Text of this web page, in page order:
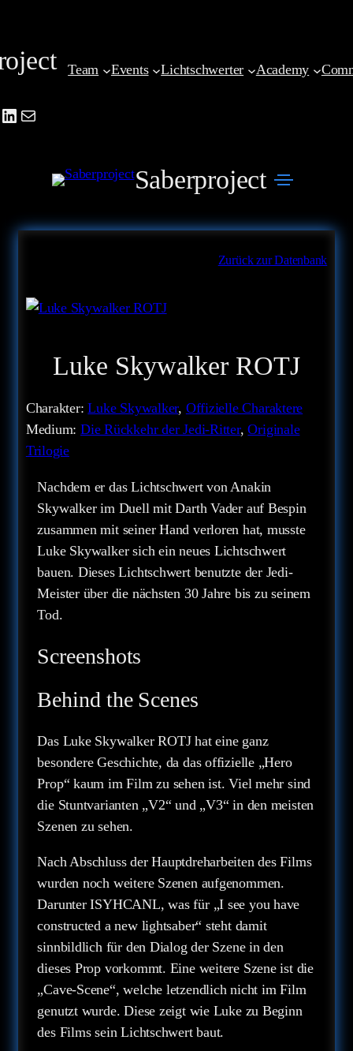
springen
Mail
Team Events Lichtschwerter Academy
Saberproject
Zurück zur Datenbank
Luke Skywalker ROTJ
Charakter:Luke Skywalker, Offizielle Charaktere
Medium: Die Rückkehr der Jedi-Ritter, Originale
Trilogie
Nachdem er das Lichtschwert von Anakin
Skywalker im Duell mit Darth Vader auf Bespin
zusammen mit seiner Hand verloren hat, musste
Luke Skywalker sich ein neues Lichtschwert
bauen. Dieses Lichtschwert benutzte der Jedi-
Meister über die nächsten 30 Jahre bis zu seinem
Tod.
Screenshots
Behind the Scenes
Das Luke Skywalker ROTJ hat eine ganz
besondere Geschichte, da das offizielle „Hero
Prop“ kaum im Film zu sehen ist. Viel mehr sind
die Stuntvarianten „V2“ und „V3“ in den meisten
Szenen zu sehen.
Nach Abschluss der Hauptdreharbeiten des Films
wurden noch weitere Szenen aufgenommen.
Darunter ISYHCANL, was für „I see you have
constructed a new lightsaber“ steht damit
sinnbildlich für den Dialog der Szene in den
dieses Prop vorkommt. Eine weitere Szene ist die
„Cave-Scene“, welche letzendlich nicht im Film
genutzt wurde. Diese zeigt wie Luke zu Beginn
des Films sein Lichtschwert baut.